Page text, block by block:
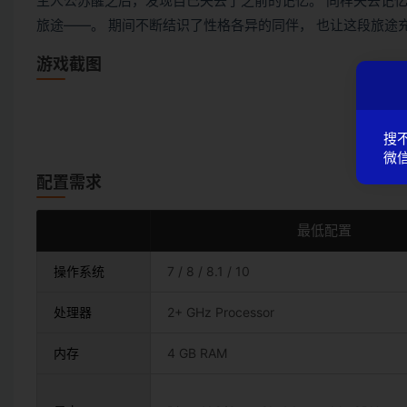
旅途――。 期间不断结识了性格各异的同伴， 也让这段旅途
游戏截图
配置需求
最低配置
操作系统 7 / 8 / 8.1 / 10
处理器 2+ GHz Processor
内存 4 GB RAM
搜
微